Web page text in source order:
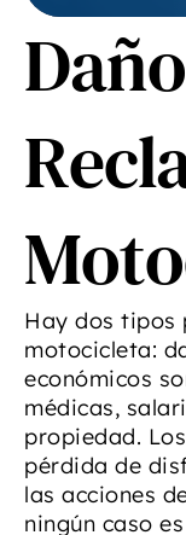
Hay dos tipos
motocicleta:
económicos
médicas,
propiedad.
pérdida de
las acciones
ningún caso